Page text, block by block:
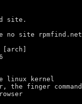
site.
no site rpmfind.net
[arch]
linux kernel
the finger